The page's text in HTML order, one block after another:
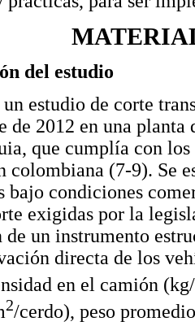
del estudio
estudio de corte
de 2012 en una
que cumplía con
colombiana (7-9). Se
bajo condiciones
exigidas por la
un instrumento
directa de los
en el camión
2/cerdo), peso